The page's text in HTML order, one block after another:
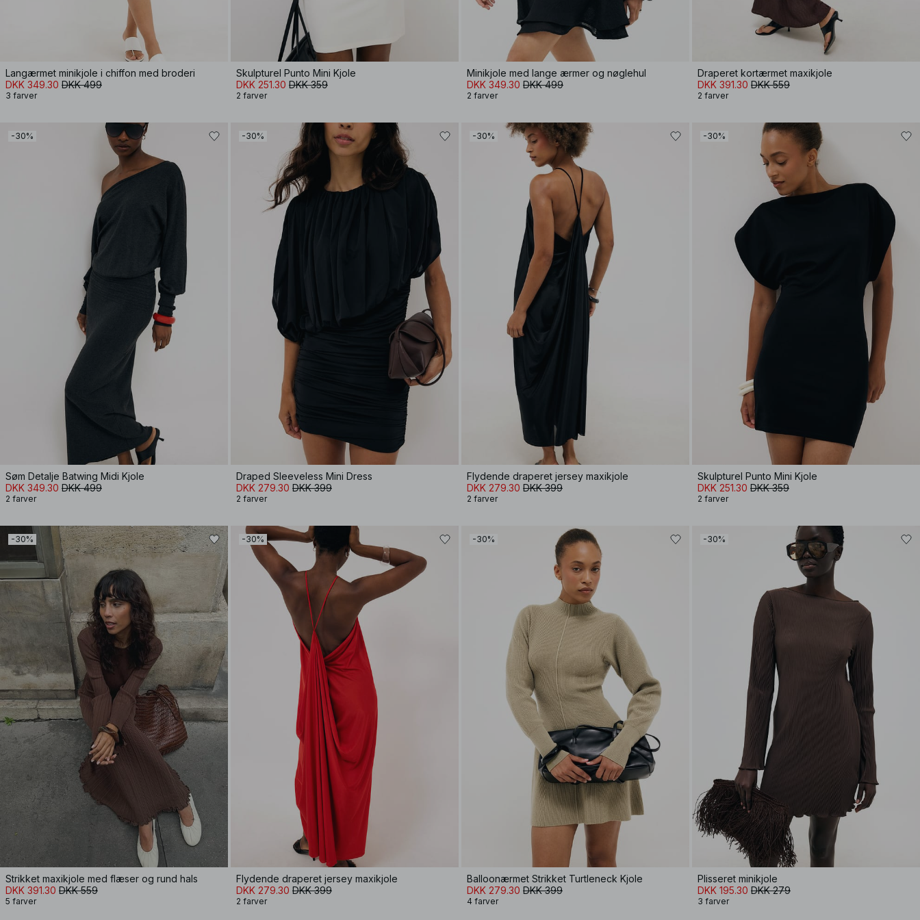
Langærmet minikjole i chiffon med broderi
DKK 349.30 DKK 499
3 farver
Skulpturel Punto Mini Kjole
DKK 251.30 DKK 359
2 farver
Minikjole med lange ærmer og nøglehul
DKK 349.30 DKK 499
2 farver
Draperet kortærmet maxikjole
DKK 391.30 DKK 559
2 farver
-30%
Søm Detalje Batwing Midi Kjole
DKK 349.30 DKK 499
2 farver
-30%
Draped Sleeveless Mini Dress
DKK 279.30 DKK 399
2 farver
-30%
Flydende draperet jersey maxikjole
DKK 279.30 DKK 399
2 farver
-30%
Skulpturel Punto Mini Kjole
DKK 251.30 DKK 359
2 farver
-30%
Strikket maxikjole med flæser og rund hals
DKK 391.30 DKK 559
5 farver
-30%
Flydende draperet jersey maxikjole
DKK 279.30 DKK 399
2 farver
-30%
Balloonærmet Strikket Turtleneck Kjole
DKK 279.30 DKK 399
4 farver
-30%
Plisseret minikjole
DKK 195.30 DKK 279
3 farver